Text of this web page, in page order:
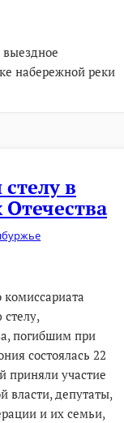
выездное
набережной реки
в
погибшим при
состоялась 22
приняли участие
власти, депутаты,
и их семьи,